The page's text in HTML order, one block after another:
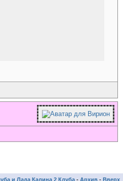
и Лада Калина 2 Клуба - Архив - Вверх